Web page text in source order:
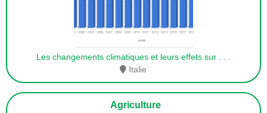
Les changements climatiques et leurs effets sur
Italie
Agriculture